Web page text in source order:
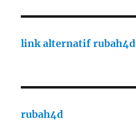
link alternatif rubah4d
rubah4d